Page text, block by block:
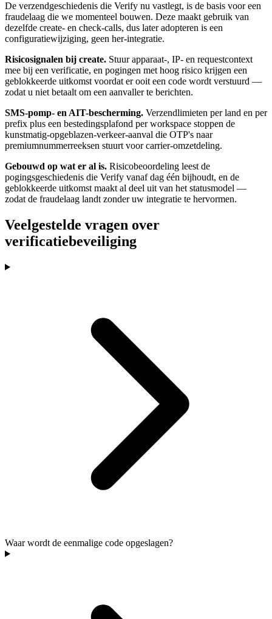
De verzendgeschiedenis die Verify nu vastlegt, is de basis voor een
fraudelaag die we momenteel bouwen. Deze maakt gebruik van
dezelfde create- en check-calls, dus later adopteren is een
configuratiewijziging, geen her-integratie.
Risicosignalen bij create. Stuur apparaat-, IP- en requestcontext
mee bij een verificatie, en pogingen met hoog risico krijgen een
geblokkeerde uitkomst voordat er ooit een code wordt verstuurd —
zodat u niet betaalt om een aanvaller te berichten.
SMS-pomp- en AIT-bescherming. Verzendlimieten per land en per
prefix plus een bestedingsplafond per workspace stoppen de
kunstmatig-opgeblazen-verkeer-aanval die OTP's naar
premiumnummerreeksen stuurt voor carrier-omzetdeling.
Gebouwd op wat er al is. Risicobeoordeling leest de
pogingsgeschiedenis die Verify vanaf dag één bijhoudt, en de
geblokkeerde uitkomst maakt al deel uit van het statusmodel —
zodat de fraudelaag landt zonder uw integratie te hervormen.
Veelgestelde vragen over
verificatiebeveiliging
Waar wordt de eenmalige code opgeslagen?